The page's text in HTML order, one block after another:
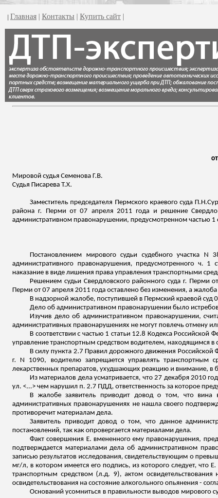
| Главная | Контакты | Купить сайт |
Мировой судья Семенова Г.В.
Судья Писарева Т.Х.
Заместитель председателя Пермского краевого суда
района г. Перми от 07 апреля 2011 года и решение
административном правонарушении, предусмотренном частью
Постановлением мирового судьи судебного участка
административного правонарушения, предусмотренного ч.
наказание в виде лишения права управления транспортными
Решением судьи Свердловского районного суда г. Перми
Перми от 07 апреля 2011 года оставлено без изменения, а
В надзорной жалобе, поступившей в Пермский краевой суд
Дело об административном правонарушении было
Изучив дело об административном правонарушении,
административных правонарушениях не могут повлечь отмену
В соответствии с частью 1 статьи 12.8 Кодекса
управление транспортным средством водителем, находящимся в
В силу пункта 2.7 Правил дорожного движения
г. N 1090, водителю запрещается управлять транспортным
лекарственных препаратов, ухудшающих реакцию и внимание, в
Из материалов дела усматривается, что 27 декабря 2010
ул. <...> чем нарушил п. 2.7 ПДД, ответственность за которое
В жалобе заявитель приводит довод о том, что вина
административных правонарушениях не нашла своего
противоречит материалам дела.
Заявитель приводит довод о том, что данное
постановлений, так как опровергается материалами дела.
Факт совершения Е. вмененного ему правонарушения,
подтверждается материалами дела об административном
записью результатов исследования, свидетельствующим о
мг/л, в котором имеется его подпись, из которого следует, что Е.
транспортным средством (л.д. 9), актом освидетельствования
освидетельствования на состояние алкогольного опьянения -
Оснований усомниться в правильности выводов мирового